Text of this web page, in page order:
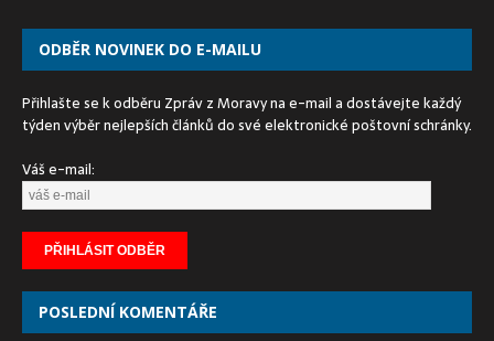
ODBĚR NOVINEK DO E-MAILU
Přihlašte se k odběru Zpráv z Moravy na e-mail a dostávejte každý
týden výběr nejlepších článků do své elektronické poštovní schránky.
Váš e-mail:
POSLEDNÍ KOMENTÁŘE